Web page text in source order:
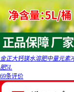
金正大钙镁水溶肥中量元素
肥5L
69条评价